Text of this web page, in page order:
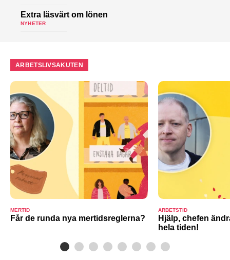
Extra läsvärt om lönen
NYHETER
ARBETSLIVSAKUTEN
MERTID
Får de runda nya mertidsreglerna?
ARBETSTID
Hjälp, chefen
hela tiden!